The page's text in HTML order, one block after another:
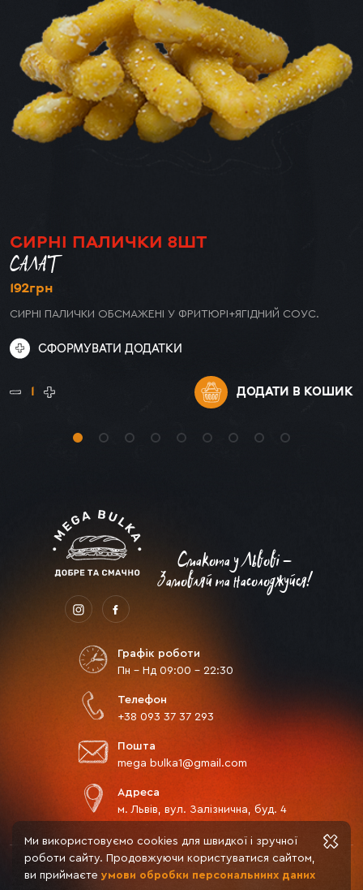
СИРНІ ПАЛИЧКИ 8ШТ
САЛАТ
192грн
СИРНІ ПАЛИЧКИ ОБСМАЖЕНІ У ФРИТЮРІ+ЯГІДНИЙ СОУС.
СФОРМУВАТИ ДОДАТКИ
ДОДАТИ В КОШИК
Смакота у Львові -
Замовляй та насолоджуйся!
Графік роботи
Пн - Нд 09:00 - 22:30
Телефон
+38 093 37 37 293
Пошта
mega bulka1@gmail.com
Адреса
м. Львів, вул. Залізнична, буд. 4
© 2026 Мега Булка. Всі права захищені.
Ми використовуємо cookies для швидкої і зручної
роботи сайту. Продовжуючи користуватися сайтом,
ви приймаєте умови обробки персональнинх даних